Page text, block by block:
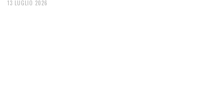
13 LUGLIO 2026